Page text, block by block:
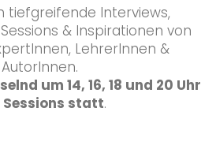
tiefgreifende Interviews,
& Inspirationen von
LehrerInnen &
AutorInnen.
um 14, 16, 18 und 20 Uhr
Sessions statt.